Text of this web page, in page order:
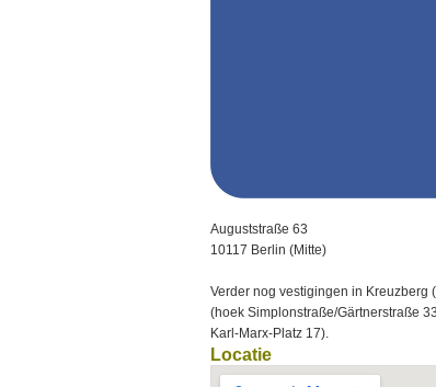
Auguststraße 63
10117 Berlin (Mitte)
Verder nog vestigingen in Kreuzberg
(hoek Simplonstraße/Gärtnerstraße
Karl-Marx-Platz 17).
Locatie